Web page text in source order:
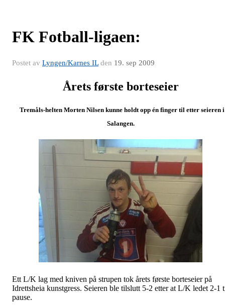
FK Fotball-ligaen:
Postet av Lyngen/Karnes ILden 19. sep 2009
Årets første borteseier
Tremåls-helten Morten Nilsen kunne holdt opp én finger til etter seieren i
Salangen.
Ett L/K lag med kniven på strupen tok årets første borteseier på
Idrettsheia kunstgress. Seieren ble tilslutt 5-2 etter at L/K ledet 2-1
pause.